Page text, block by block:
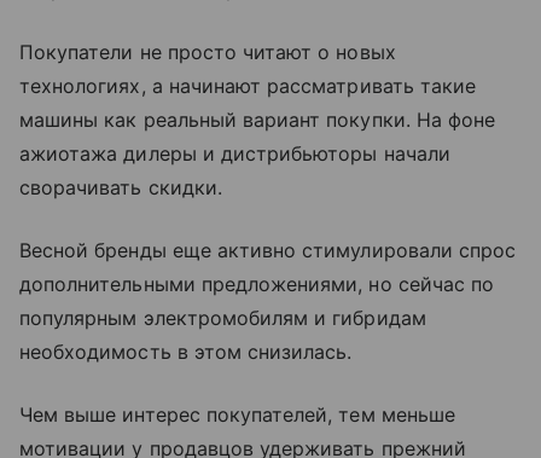
Покупатели не просто читают о новых
технологиях, а начинают рассматривать такие
машины как реальный вариант покупки. На фоне
ажиотажа дилеры и дистрибьюторы начали
сворачивать скидки.
Весной бренды еще активно стимулировали спрос
дополнительными предложениями, но сейчас по
популярным электромобилям и гибридам
необходимость в этом снизилась.
Чем выше интерес покупателей, тем меньше
мотивации у продавцов удерживать прежний